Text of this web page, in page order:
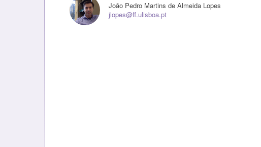
João Pedro Martins de Almeida Lopes
jlopes@ff.ulisboa.pt